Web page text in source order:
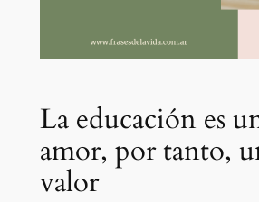
La educación es
amor, por tanto,
valor